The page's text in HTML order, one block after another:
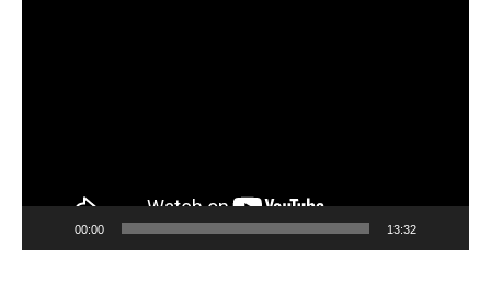
00:00 13:32